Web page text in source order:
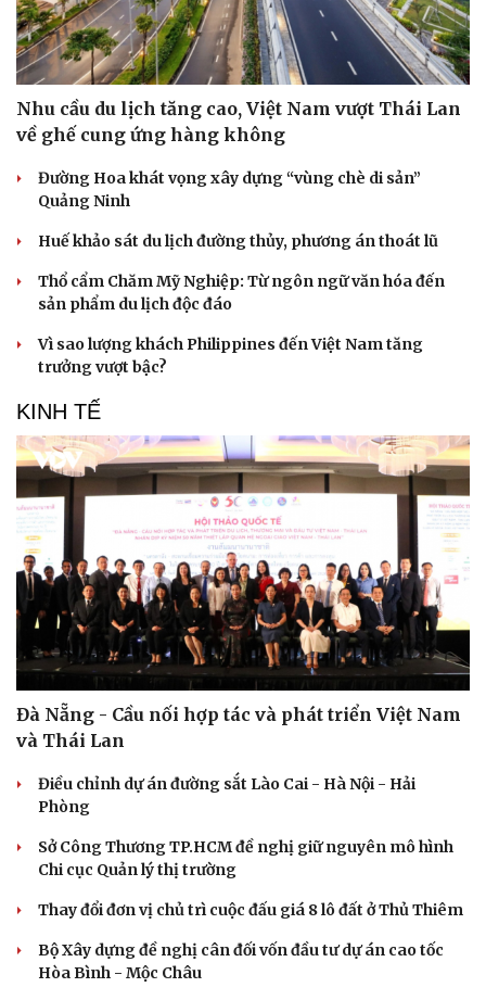
Văn hóa
Sân khấu - Điện ảnh
Âm nhạc
Di sản
Nghệ sĩ
Thời trang
Sao Việt
Nhu cầu du lịch tăng cao, Việt Nam vượt Thái Lan
về ghế cung ứng hàng không
Đường Hoa khát vọng xây dựng “vùng chè di sản”
Quảng Ninh
Huế khảo sát du lịch đường thủy, phương án thoát lũ
Thổ cẩm Chăm Mỹ Nghiệp: Từ ngôn ngữ văn hóa đến
sản phẩm du lịch độc đáo
Vì sao lượng khách Philippines đến Việt Nam tăng
trưởng vượt bậc?
KINH TẾ
Đà Nẵng - Cầu nối hợp tác và phát triển Việt Nam
và Thái Lan
Điều chỉnh dự án đường sắt Lào Cai - Hà Nội - Hải
Phòng
Sở Công Thương TP.HCM đề nghị giữ nguyên mô hình
Chi cục Quản lý thị trường
Thay đổi đơn vị chủ trì cuộc đấu giá 8 lô đất ở Thủ Thiêm
Bộ Xây dựng đề nghị cân đối vốn đầu tư dự án cao tốc
Hòa Bình - Mộc Châu